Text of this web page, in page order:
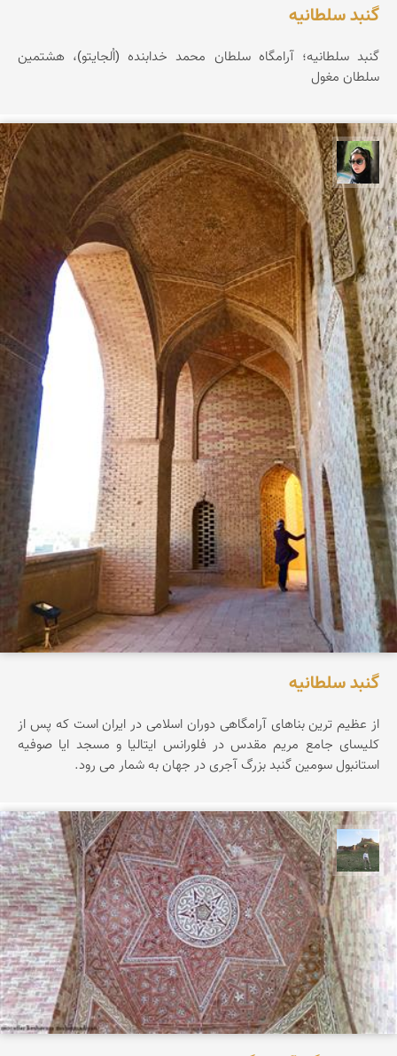
گنبد سلطانیه
گنبد سلطانیه؛ آرامگاه سلطان محمد خدابنده (اُلجایتو)، هشتمین
سلطان مغول
سپیده اصلان
گنبد سلطانیه
از عظیم ترین بناهای آرامگاهی دوران اسلامی در ایران است که پس از
کلیسای جامع مریم مقدس در فلورانس ایتالیا و مسجد ایا صوفیه
استانبول سومین گنبد بزرگ آجری در جهان به شمار می رود.
مظفر کشاورزمحمدیان